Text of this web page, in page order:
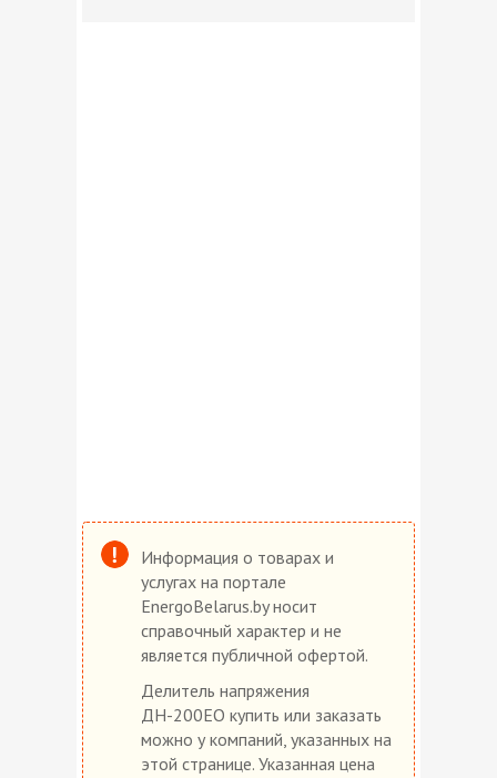
Информация о товарах и
услугах на портале
EnergoBelarus.by носит
справочный характер и не
является публичной офертой.
Делитель напряжения
ДН-200ЕО купить или заказать
можно у компаний, указанных на
этой странице. Указанная цена